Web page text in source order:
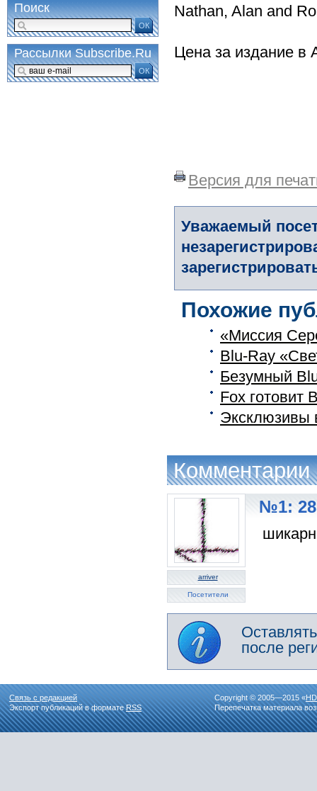
Nathan, Alan and
Цена за издание в
Версия для
Уважаемый
Похожие
«Миссия
Blu-Ray
Безумный
Fox готовит
Эксклюзивы
Комментарии
arriver
Посетители
№1: 28
после
Поиск
ОК
Рассылки Subscribe.Ru
ОК
Связь с редакцией
Экспорт публикаций в форматеRSS
Copyright © 2005—2015 «
Перепечатка материала